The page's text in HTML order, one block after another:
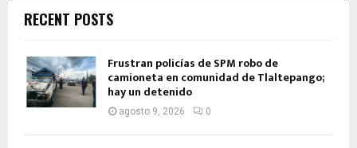
RECENT POSTS
Frustran policías de SPM robo de
camioneta en comunidad de Tlaltepango;
hay un detenido
agosto 9, 2026 0